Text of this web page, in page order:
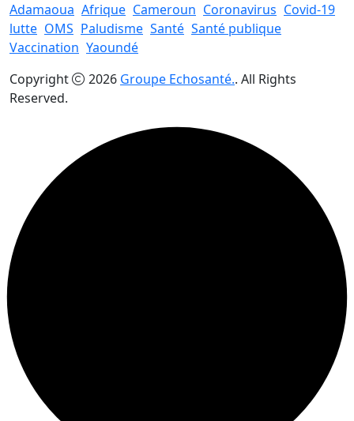
Adamaoua Afrique Cameroun Coronavirus Covid-19
lutte OMS Paludisme Santé Santé publique
Vaccination Yaoundé
Copyright
2026 Groupe Echosanté.. All Rights
Reserved.